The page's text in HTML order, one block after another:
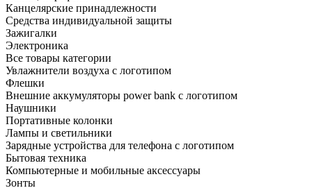
Канцелярские принадлежности
Средства индивидуальной защиты
Зажигалки
Электроника
Все товары категории
Увлажнители воздуха с логотипом
Флешки
Внешние аккумуляторы power bank с логотипом
Наушники
Портативные колонки
Лампы и светильники
Зарядные устройства для телефона с логотипом
Бытовая техника
Компьютерные и мобильные аксессуары
Зонты